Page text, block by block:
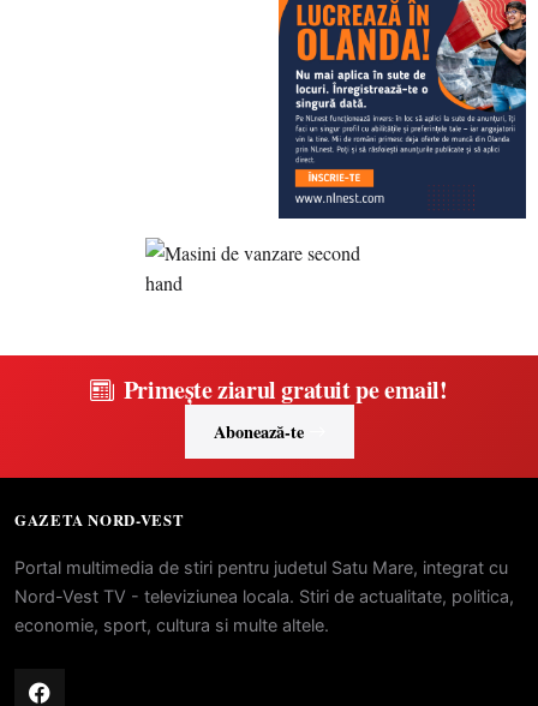
Primește ziarul gratuit pe email!
Abonează-te
GAZETA NORD-VEST
Portal multimedia de stiri pentru judetul Satu Mare, integrat cu
Nord-Vest TV - televiziunea locala. Stiri de actualitate, politica,
economie, sport, cultura si multe altele.